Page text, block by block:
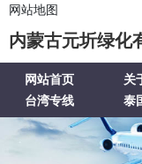
网站地图
内蒙古元圻绿化
网站首页 关
台湾专线
泰